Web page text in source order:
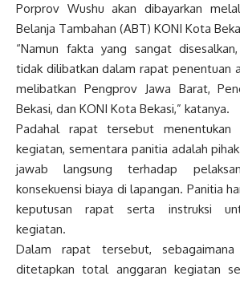
Porprov Wushu akan dibayarkan
Belanja Tambahan (ABT) KONI Kota
“Namun fakta yang sangat
tidak dilibatkan dalam rapat penentuan
melibatkan Pengprov Jawa Barat,
Bekasi, dan KONI Kota Bekasi,” katanya.
Padahal rapat tersebut menentukan
kegiatan, sementara panitia adalah
jawab langsung terhadap
konsekuensi biaya di lapangan. Panitia
keputusan rapat serta instruksi
kegiatan.
Dalam rapat tersebut,
ditetapkan total anggaran kegiatan